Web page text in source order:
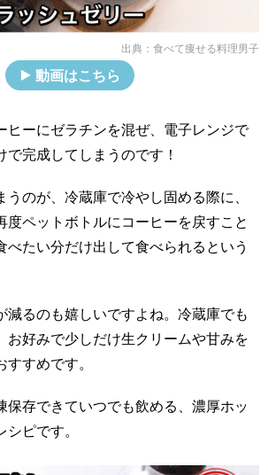
出典： 食べて痩せる料理男子
動画はこちら
ヒーにゼラチンを混ぜ、電子レンジで
完成してしまうのです！
のが、冷蔵庫で冷やし固める際に、
度ペットボトルにコーヒーを戻すこと
べたい分だけ出して食べられるという
減るのも嬉しいですよね。冷蔵庫でも
お好みで少しだけ生クリームや甘みを
すめです。
保存できていつでも飲める、濃厚ホッ
ピです。